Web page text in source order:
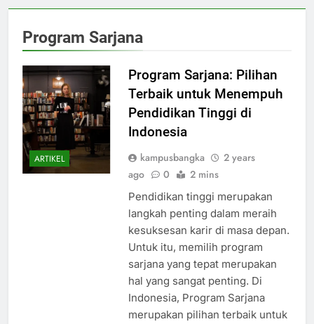
Program Sarjana
ARTIKEL
Program Sarjana: Pilihan
Terbaik untuk Menempuh
Pendidikan Tinggi di
Indonesia
kampusbangka
2 years
ago
0 2 mins
Pendidikan tinggi merupakan
langkah penting dalam meraih
kesuksesan karir di masa depan.
Untuk itu, memilih program
sarjana yang tepat merupakan
hal yang sangat penting. Di
Indonesia, Program Sarjana
merupakan pilihan terbaik untuk